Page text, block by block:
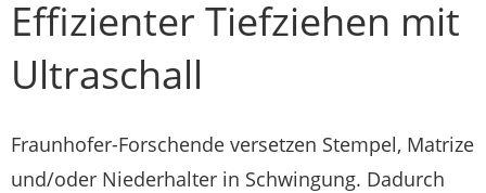
Effizienter Tiefziehen mit
Ultraschall
Fraunhofer-Forschende versetzen Stempel, Matrize
und/oder Niederhalter in Schwingung. Dadurch